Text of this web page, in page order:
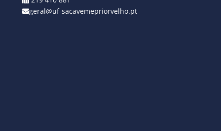
geral@uf-sacavemepriorvelho.pt